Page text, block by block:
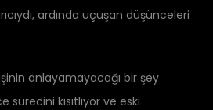
ardında uçuşan düşünceleri
anlayamayacağı bir şey
kısıtlıyor ve eski